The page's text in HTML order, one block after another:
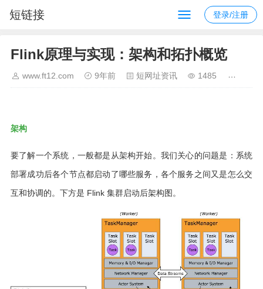
短链接 登录/注册
Flink原理与实现：架构和拓扑概览
www.ft12.com 9年前 短网址资讯 1485
架构
要了解一个系统，一般都是从架构开始。我们关心的问题是：系统
部署成功后各个节点都启动了哪些服务，各个服务之间又是怎么交
互和协调的。下方是 Flink 集群启动后架构图。